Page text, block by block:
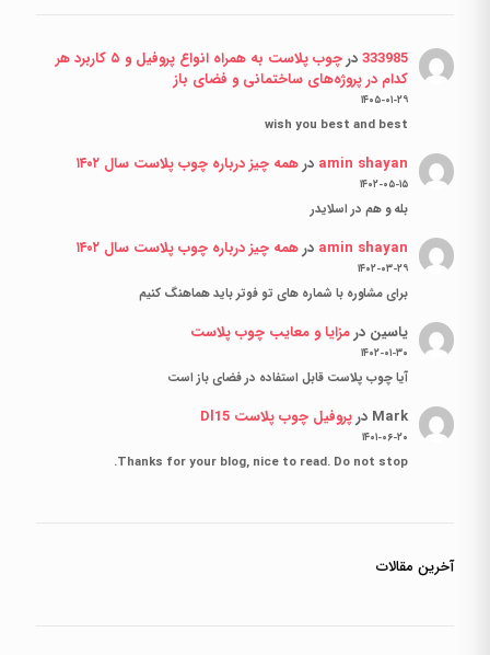
333985در
چوب پلاست به همراه انواع پروفیل و ۵ کاربرد هر
کدام در پروژه‌های ساختمانی و فضای باز
۱۴۰۵-۰۱-۲۹
wish you best and best
amin shayan درهمه چیز درباره چوب پلاست سال ۱۴۰۲
۱۴۰۲-۰۵-۱۵
بله و هم در اسلایدر
amin shayan درهمه چیز درباره چوب پلاست سال ۱۴۰۲
۱۴۰۲-۰۳-۲۹
برای مشاوره با شماره های تو فوتر باید هماهنگ کنیم
یاسین درمزایا و معایب چوب پلاست
۱۴۰۲-۰۱-۳۰
آیا چوب پلاست قابل استفاده در فضای باز است
Mark درپروفیل چوب پلاست Dl15
۱۴۰۱-۰۶-۲۰
Thanks for your blog, nice to read. Do not stop.
آخرین مقالات